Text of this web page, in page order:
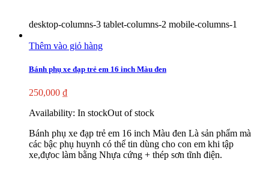
desktop-columns-3 tablet-columns-2 mobile-columns-1
Thêm vào giỏ hàng
Bánh phụ xe đạp trẻ em 16 inch Màu đen
250,000 ₫
Availability: In stockOut of stock
Bánh phụ xe đạp trẻ em 16 inch Màu đen Là sản phẩm mà
các bậc phụ huynh có thể tin dùng cho con em khi tập
xe,đựoc làm bằng Nhựa cứng + thép sơn tĩnh điện.